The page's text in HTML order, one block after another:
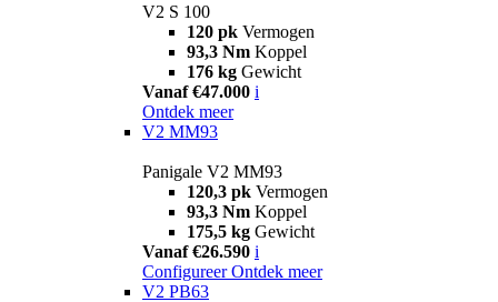
V2 S 100
120 pk Vermogen
93,3 Nm Koppel
176 kg Gewicht
Vanaf €47.000 i
Ontdek meer
V2 MM93
Panigale V2 MM93
120,3 pk Vermogen
93,3 Nm Koppel
175,5 kg Gewicht
Vanaf €26.590 i
Configureer Ontdek meer
V2 PB63